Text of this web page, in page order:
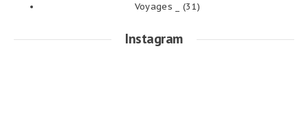
Voyages _
(31)
Instagram